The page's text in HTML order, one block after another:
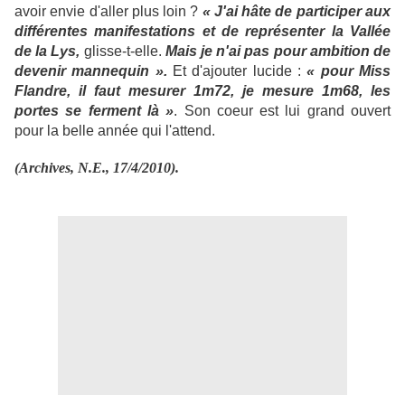
avoir envie d'aller plus loin ? « J'ai hâte de participer aux
différentes manifestations et de représenter la Vallée
de la Lys, glisse-t-elle. Mais je n'ai pas pour ambition de
devenir mannequin ». Et d'ajouter lucide :« pour Miss
Flandre, il faut mesurer 1m72, je mesure 1m68, les
portes se ferment là ». Son coeur est lui grand ouvert
pour la belle année qui l'attend.
(Archives, N.E., 17/4/2010).